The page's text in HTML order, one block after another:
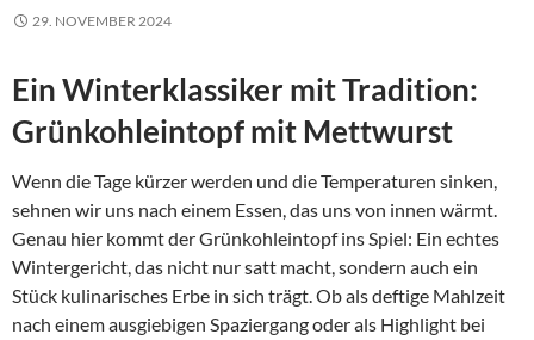
29. NOVEMBER 2024
Ein Winterklassiker mit Tradition:
Grünkohleintopf mit Mettwurst
Wenn die Tage kürzer werden und die Temperaturen sinken,
sehnen wir uns nach einem Essen, das uns von innen wärmt.
Genau hier kommt der Grünkohleintopf ins Spiel: Ein echtes
Wintergericht, das nicht nur satt macht, sondern auch ein
Stück kulinarisches Erbe in sich trägt. Ob als deftige Mahlzeit
nach einem ausgiebigen Spaziergang oder als Highlight bei